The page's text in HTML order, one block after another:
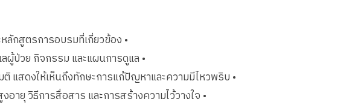
กสูตรการอบรมที่เกี่ยวข้อง •
ป่วย กิจกรรม และแผนการดูแล •
แสดงให้เห็นถึงทักษะการแก้ปัญหาและความมีไหวพริบ •
ายุ วิธีการสื่อสาร และการสร้างความไว้วางใจ •